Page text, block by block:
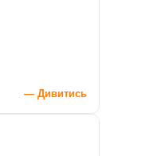
— Дивитись